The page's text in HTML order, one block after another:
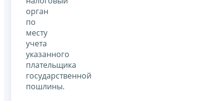
орган
по
месту
учета
указанного
плательщика
государственной
пошлины.